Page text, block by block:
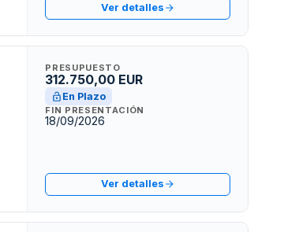
Ver detalles
PRESUPUESTO
312.750,00 EUR
En Plazo
FIN PRESENTACIÓN
18/09/2026
Ver detalles